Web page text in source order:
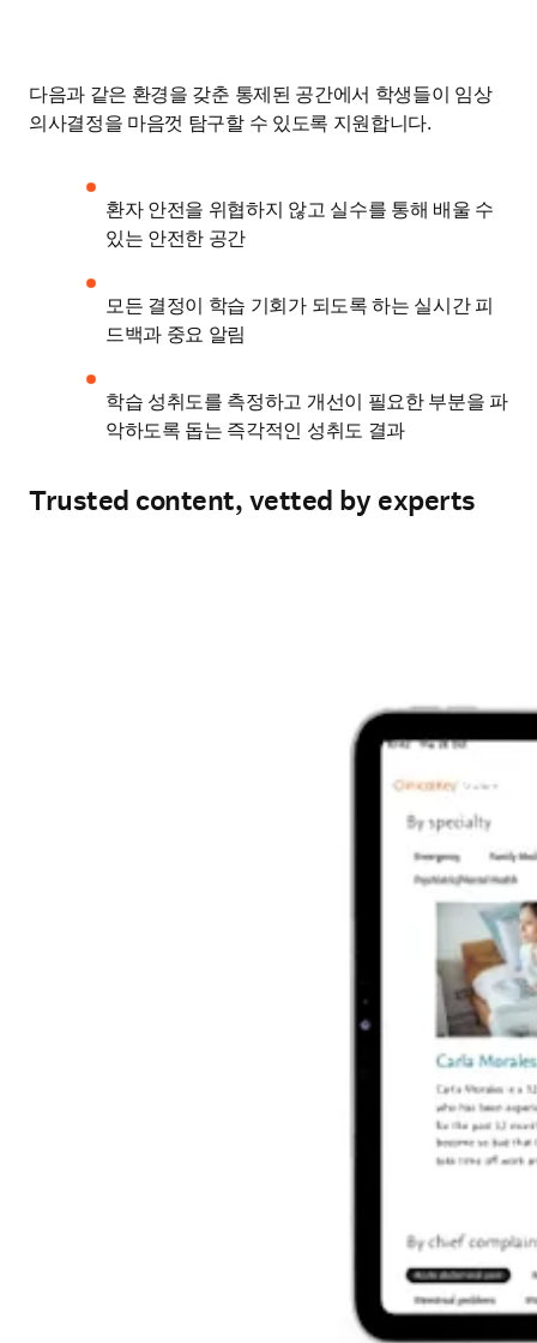
다음과 같은 환경을 갖춘 통제된 공간에서 학생들이 임상
의사결정을 마음껏 탐구할 수 있도록 지원합니다.
환자 안전을 위협하지 않고 실수를 통해 배울 수
있는 안전한 공간
모든 결정이 학습 기회가 되도록 하는 실시간 피
드백과 중요 알림
학습 성취도를 측정하고 개선이 필요한 부분을 파
악하도록 돕는 즉각적인 성취도 결과
Trusted content, vetted by experts